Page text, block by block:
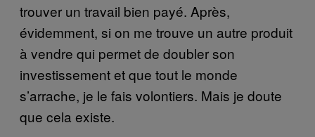
trouver un travail bien payé. Après,
évidemment, si on me trouve un autre produit
à vendre qui permet de doubler son
investissement et que tout le monde
s’arrache, je le fais volontiers. Mais je doute
que cela existe.